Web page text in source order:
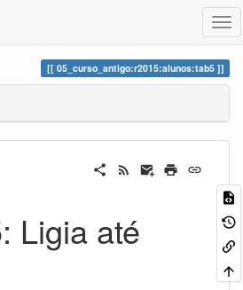
05_curso_antigo:r2015:alunos:tab5
Ligia até